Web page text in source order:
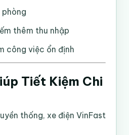
phòng
thêm thu nhập
công việc ổn định
Tiết Kiệm Chi
thống, xe điện VinFast